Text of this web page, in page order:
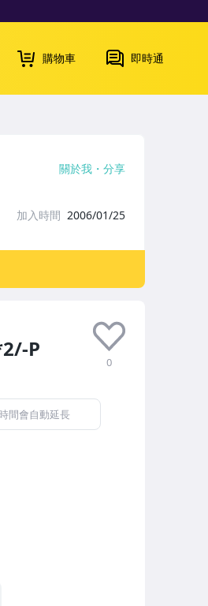
購物車 即時通
P
0
間會自動延長
關於我 分享
加入時間 2006/01/25